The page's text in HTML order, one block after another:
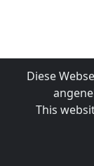
Diese
This